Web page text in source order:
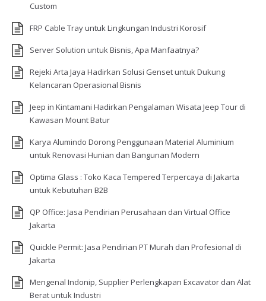
Custom
FRP Cable Tray untuk Lingkungan Industri Korosif
Server Solution untuk Bisnis, Apa Manfaatnya?
Rejeki Arta Jaya Hadirkan Solusi Genset untuk Dukung
Kelancaran Operasional Bisnis
Jeep in Kintamani Hadirkan Pengalaman Wisata Jeep Tour di
Kawasan Mount Batur
Karya Alumindo Dorong Penggunaan Material Aluminium
untuk Renovasi Hunian dan Bangunan Modern
Optima Glass : Toko Kaca Tempered Terpercaya di Jakarta
untuk Kebutuhan B2B
QP Office: Jasa Pendirian Perusahaan dan Virtual Office
Jakarta
Quickle Permit: Jasa Pendirian PT Murah dan Profesional di
Jakarta
Mengenal Indonip, Supplier Perlengkapan Excavator dan Alat
Berat untuk Industri